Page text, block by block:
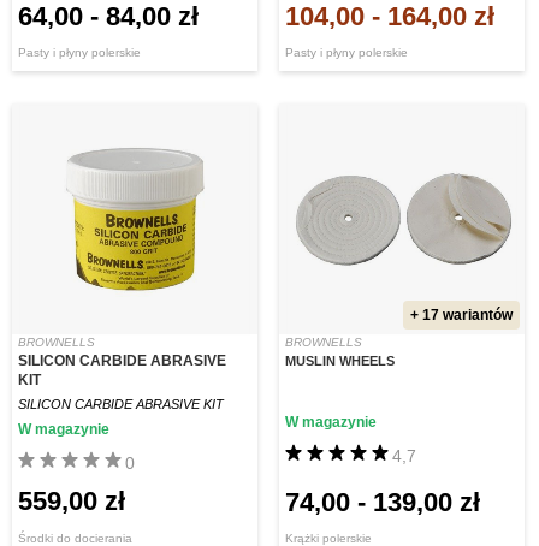
Pasty i płyny polerskie
64,00 - 84,00 zł
Pasty i płyny polerskie
104,00 - 164,00 zł
BROWNELLS
SILICON CARBIDE ABRASIVE
KIT
SILICON CARBIDE ABRASIVE KIT
Środki do docierania
0
W magazynie
559,00 zł
+ 17 wariantów
BROWNELLS
MUSLIN WHEELS
Krążki polerskie
4,7
W magazynie
74,00 - 139,00 zł